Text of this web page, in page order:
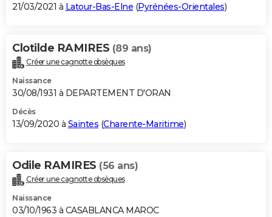
21/03/2021 à Latour-Bas-Elne (Pyrénées-Orientales)
Clotilde RAMIRES (89 ans)
Créer une cagnotte obsèques
Naissance
30/08/1931 à DEPARTEMENT D'ORAN
Décès
13/09/2020 à Saintes (Charente-Maritime)
Odile RAMIRES (56 ans)
Créer une cagnotte obsèques
Naissance
03/10/1963 à CASABLANCA MAROC